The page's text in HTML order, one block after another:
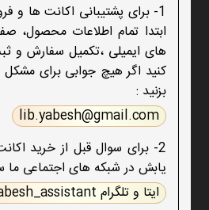
1- برای پشتیبانی اکانت ها و
ابتدا تمام اطلاعات محصول،
های ایمیلی ،تکمیل سفارش و
کنید اگر هیچ جوابی برای مشکل
بزنید :
lib.yabesh@gmail.com
2- برای سوال قبل از خرید
یابش در شبکه های اجتماعی ما
ایتا و تلگرام yabesh_assistant@